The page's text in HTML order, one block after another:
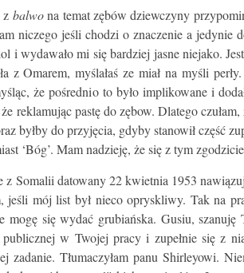
balwona temat zębów dziewczyny
niczego jeśli chodzi o znaczenie a jedynie
i wydawało mi się bardziej jasne niejako.
z Omarem, myślałaś ze miał na myśli
że pośrednio to było implikowane i
reklamując pastę do zębow. Dlatego
byłby do przyjęcia, gdyby stanowił część
‘Bóg’. Mam nadzieję, że się z tym
datowany 22 kwietnia 1953 nawiązuje
jeśli mój list był nieco opryskliwy. Tak na
mogę się wydać grubiańska. Gusiu,
w Twojej pracy i zupełnie się z
zadanie. Tłumaczyłam panu Shirleyowi.